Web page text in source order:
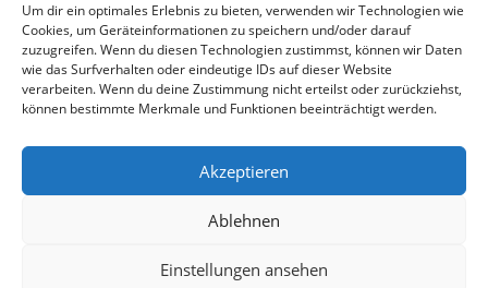
Um dir ein optimales Erlebnis zu bieten, verwenden wir Technologien wie
Cookies, um Geräteinformationen zu speichern und/oder darauf
zuzugreifen. Wenn du diesen Technologien zustimmst, können wir Daten
wie das Surfverhalten oder eindeutige IDs auf dieser Website
verarbeiten. Wenn du deine Zustimmung nicht erteilst oder zurückziehst,
können bestimmte Merkmale und Funktionen beeinträchtigt werden.
Akzeptieren
Ablehnen
Einstellungen ansehen
E-Mail:rl@24speed.at
Web:psf.ph-linz.at
Tel. (PHDL):+43 (0) 732 77 26 66